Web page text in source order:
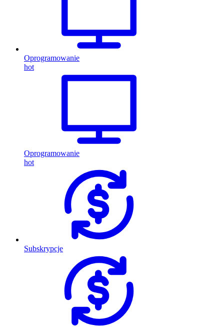
Oprogramowanie
hot
Oprogramowanie
hot
Subskrypcje